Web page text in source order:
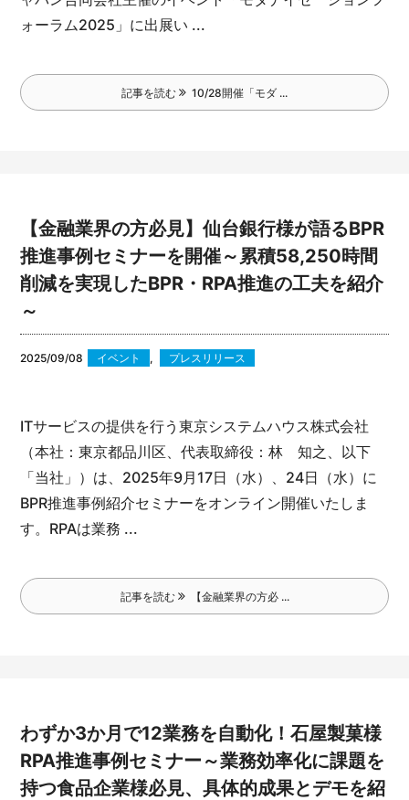
ォーラム2025」に出展い ...
記事を読む 10/28開催「モダ ...
【金融業界の方必見】仙台銀行様が語るBPR
推進事例セミナーを開催～累積58,250時間
削減を実現したBPR・RPA推進の工夫を紹介
～
2025/09/08 イベント , プレスリリース
ITサービスの提供を行う東京システムハウス株式会社
（本社：東京都品川区、代表取締役：林 知之、以下
「当社」）は、2025年9月17日（水）、24日（水）に
BPR推進事例紹介セミナーをオンライン開催いたしま
す。 RPAは業務 ...
記事を読む 【金融業界の方必 ...
わずか3か月で12業務を自動化！石屋製菓様
RPA推進事例セミナー～業務効率化に課題を
持つ食品企業様必見、具体的成果とデモを紹